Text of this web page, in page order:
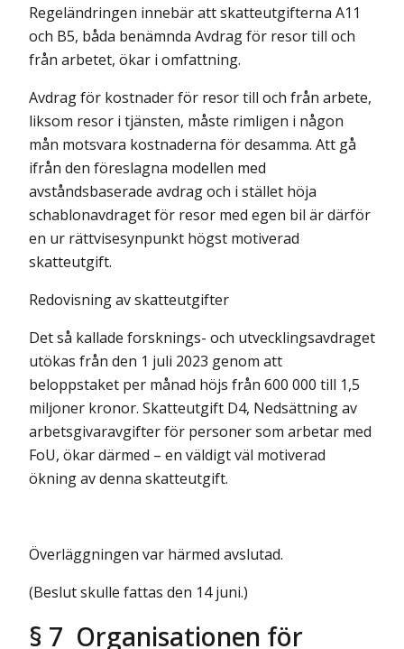
Regeländringen innebär att skatteutgifterna A11
och B5, båda benämnda Avdrag för resor till och
från arbetet, ökar i omfattning.
Avdrag för kostnader för resor till och från arbete,
liksom resor i tjänsten, måste rimligen i någon
mån motsvara kostnaderna för desamma. Att gå
ifrån den föreslagna modellen med
avståndsbaserade avdrag och i stället höja
schablonavdraget för resor med egen bil är därför
en ur rättvisesynpunkt högst motiverad
skatteutgift.
Redovisning av skatteutgifter
Det så kallade forsknings- och utvecklingsavdraget
utökas från den 1 juli 2023 genom att
beloppstaket per månad höjs från 600 000 till 1,5
miljoner kronor. Skatteutgift D4, Nedsättning av
arbetsgivaravgifter för personer som arbetar med
FoU, ökar därmed – en väldigt väl motiverad
ökning av denna skatteutgift.
Överläggningen var härmed avslutad.
(Beslut skulle fattas den 14 juni.)
§ 7 Organisationen för